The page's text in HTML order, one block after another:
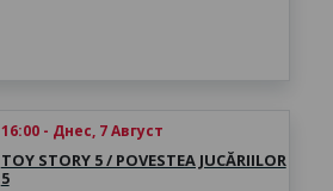
16:00 - Днес, 7 Август
TOY STORY 5 / POVESTEA JUCĂRIILOR
5